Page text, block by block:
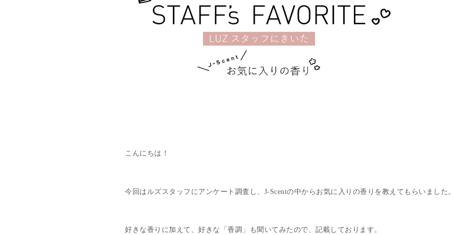
こんにちは！
今回はルズスタッフにアンケート調査し、J-Scentの中からお気に入りの香りを教えてもらいました。
好きな香りに加えて、好きな「香調」も聞いてみたので、記載しております。